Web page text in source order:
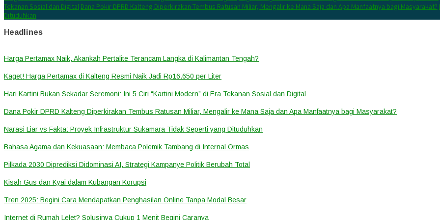
Tekanan Sosial dan Digital Dana Pokir DPRD Kalteng Diperkirakan Tembus Ratusan Miliar, Mengalir ke Mana Saja dan Apa Manfaatnya bagi Masyarakat?
Dituduhkan
Headlines
Harga Pertamax Naik, Akankah Pertalite Terancam Langka di Kalimantan Tengah?
Kaget! Harga Pertamax di Kalteng Resmi Naik Jadi Rp16.650 per Liter
Hari Kartini Bukan Sekadar Seremoni: Ini 5 Ciri “Kartini Modern” di Era Tekanan Sosial dan Digital
Dana Pokir DPRD Kalteng Diperkirakan Tembus Ratusan Miliar, Mengalir ke Mana Saja dan Apa Manfaatnya bagi Masyarakat?
Narasi Liar vs Fakta: Proyek Infrastruktur Sukamara Tidak Seperti yang Dituduhkan
Bahasa Agama dan Kekuasaan: Membaca Polemik Tambang di Internal Ormas
Pilkada 2030 Diprediksi Didominasi AI, Strategi Kampanye Politik Berubah Total
Kisah Gus dan Kyai dalam Kubangan Korupsi
Tren 2025: Begini Cara Mendapatkan Penghasilan Online Tanpa Modal Besar
Internet di Rumah Lelet? Solusinya Cukup 1 Menit Begini Caranya